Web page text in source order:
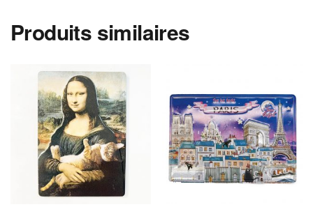
Produits similaires